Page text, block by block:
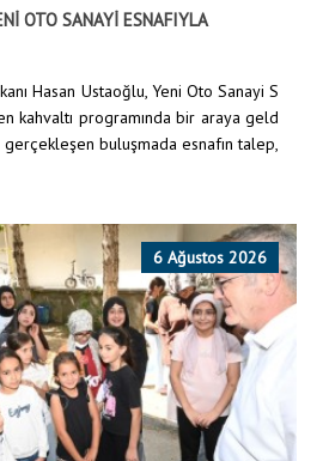
OTO SANAYİ ESNAFIYLA
Hasan Ustaoğlu, Yeni Oto Sanayi S
kahvaltı programında bir araya geld
buluşmada esnafın talep,
6 Ağustos 2026